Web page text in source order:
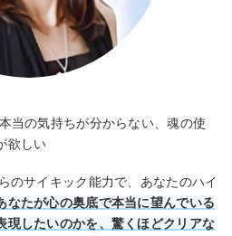
当の気持ちが分からない、魂の使
欲しい
のサイキック能力で、あなたのハイ
なたが心の奥底で本当に望んでいる
現したいのかを、驚くほどクリアな